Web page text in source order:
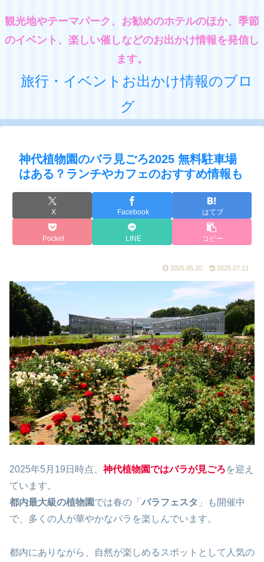
観光地やテーマパーク、お勧めのホテルのほか、季節
のイベント、楽しい催しなどのお出かけ情報を発信し
ます。
旅行・イベントお出かけ情報のブロ
グ
神代植物園のバラ見ごろ2025 無料駐車場
はある？ランチやカフェのおすすめ情報も
X Facebook はてブ
Pocket LINE コピー
2025.05.20 2025.07.21
2025年5月19日時点、神代植物園ではバラが見ごろを迎え
ています。
都内最大級の植物園では春の「 バラフェスタ 」も開催中
で、多くの人が華やかなバラを楽しんでいます。
都内にありながら、自然が楽しめるスポットとして人気の